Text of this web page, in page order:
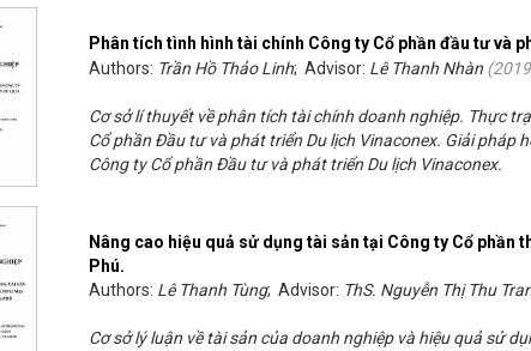
Phân tích tình hình tài chính Công ty Cổ phần đầu tư và
Authors: Trần Hồ Thảo Linh; Advisor: Lê Thanh Nhàn (2019
Cơ sở lí thuyết về phân tích tài chính doanh nghiệp. Thực
Cổ phần Đầu tư và phát triển Du lịch Vinaconex. Giải pháp
Công ty Cổ phần Đầu tư và phát triển Du lịch Vinaconex.
Nâng cao hiệu quả sử dụng tài sản tại Công ty Cổ phần
Phú.
Authors: Lê Thanh Tùng; Advisor: ThS. Nguyễn Thị Thu
Cơ sở lý luận về tài sản của doanh nghiệp và hiệu quả sử